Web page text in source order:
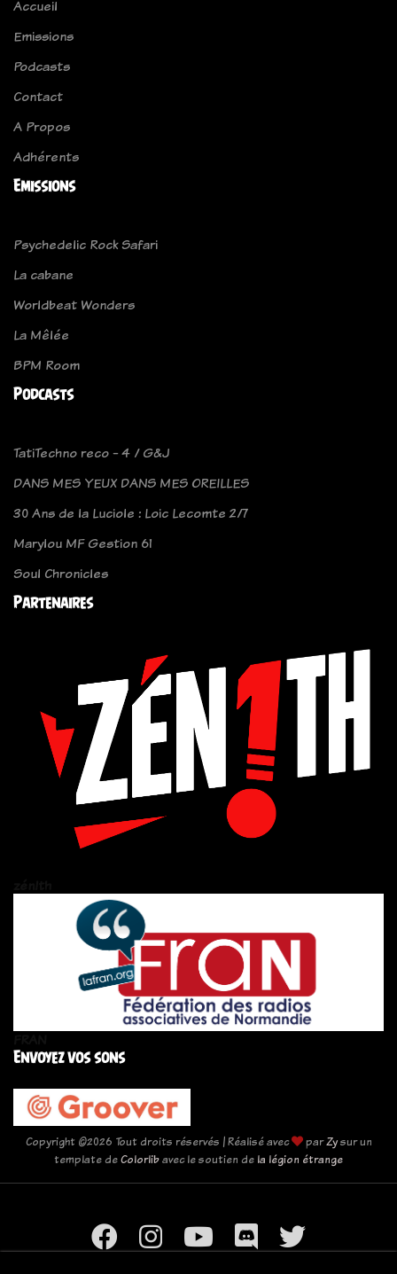
Accueil
Emissions
Podcasts
Contact
A Propos
Adhérents
Emissions
Psychedelic Rock Safari
La cabane
Worldbeat Wonders
La Mêlée
BPM Room
Podcasts
TatiTechno reco - 4 / G&J
DANS MES YEUX DANS MES OREILLES
30 Ans de la Luciole : Loic Lecomte 2/7
Marylou MF Gestion 61
Soul Chronicles
Partenaires
Envoyez vos sons
Copyright ©2026 Tout droits réservés | Réalisé avec parZysur un
template deColorlibavec le soutien de la légion étrange